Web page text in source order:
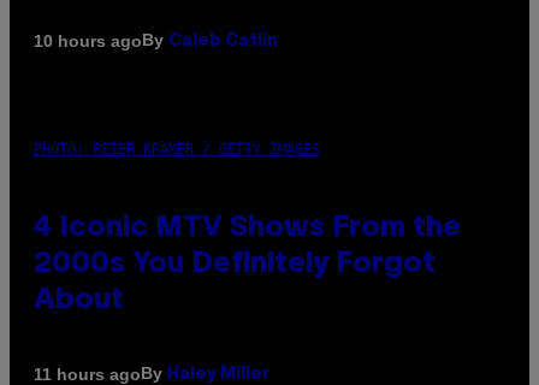
10 hours agoBy Caleb Catlin
PHOTO: PETER KRAMER / GETTY IMAGES
4 Iconic MTV Shows From the
2000s You Definitely Forgot
About
11 hours agoBy Haley Miller